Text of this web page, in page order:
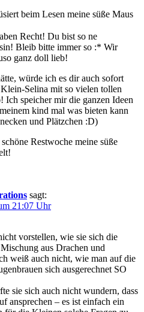
beim Lesen meine süße Maus
Recht! Du bist so ne
Bleib bitte immer so :* Wir
ganz doll lieb!
würde ich es dir auch sofort
Selina mit so vielen tollen
Ich speicher mir die ganzen Ideen
kind mal was bieten kann
und Plätzchen :D)
Restwoche meine süße
sagt:
21:07 Uhr
vorstellen, wie sie sich die
aus Drachen und
weiß auch nicht, wie man auf die
sich ausgerechnet SO
sie sich auch nicht wundern, dass
ansprechen – es ist einfach ein